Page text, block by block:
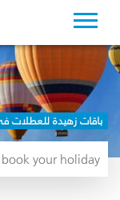
باقات زهيدة للعطلات